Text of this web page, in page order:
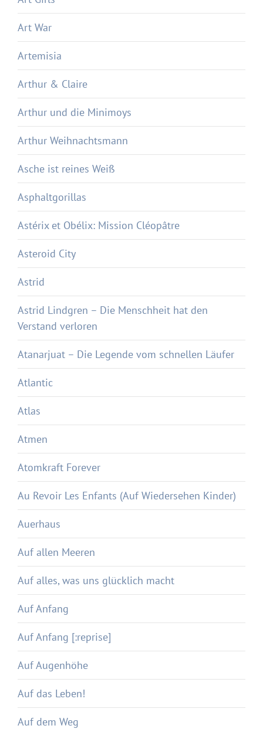
Art War
Artemisia
Arthur & Claire
Arthur und die Minimoys
Arthur Weihnachtsmann
Asche ist reines Weiß
Asphaltgorillas
Astérix et Obélix: Mission Cléopâtre
Asteroid City
Astrid
Astrid Lindgren – Die Menschheit hat den
Verstand verloren
Atanarjuat – Die Legende vom schnellen Läufer
Atlantic
Atlas
Atmen
Atomkraft Forever
Au Revoir Les Enfants (Auf Wiedersehen Kinder)
Auerhaus
Auf allen Meeren
Auf alles, was uns glücklich macht
Auf Anfang
Auf Anfang [:reprise]
Auf Augenhöhe
Auf das Leben!
Auf dem Weg